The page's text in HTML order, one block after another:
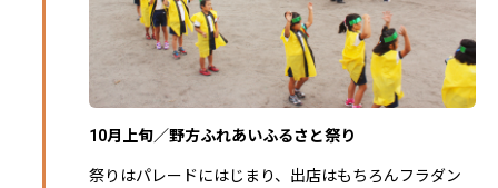
10月上旬／野方ふれあいふるさと祭り
祭りはパレードにはじまり、出店はもちろんフラダン